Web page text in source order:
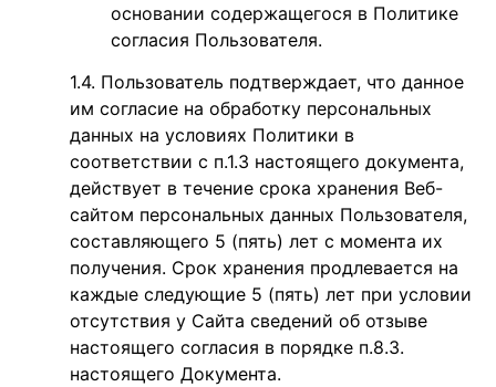
основании содержащегося в Политике
согласия Пользователя.
Пользователь подтверждает, что данное
им согласие на обработку персональных
данных на условиях Политики в
соответствии с п.1.3 настоящего документа,
действует в течение срока хранения Веб-
сайтом персональных данных Пользователя,
составляющего 5 (пять) лет с момента их
получения. Срок хранения продлевается на
каждые следующие 5 (пять) лет при условии
отсутствия у Сайта сведений об отзыве
настоящего согласия в порядке п.8.3.
настоящего Документа.